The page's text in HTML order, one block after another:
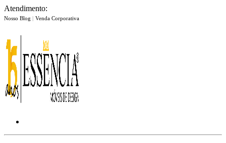
Atendimento:
Nosso Blog | Venda Corporativa